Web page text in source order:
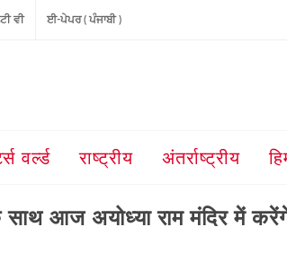
ਵੀ ਈ-ਪੇਪਰ ( ਪੰਜਾਬੀ )
वर्ल्ड राष्ट्रीय अंतर्राष्ट्रीय
आज अयोध्या राम मंदिर में